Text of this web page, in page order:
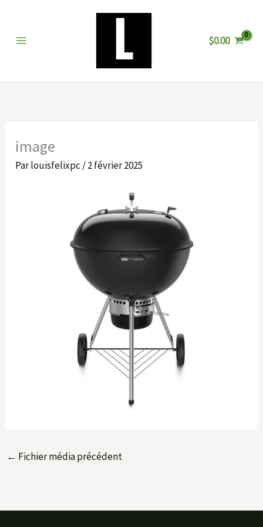
contenu
$0.00
image
Parlouisfelixpc /2 février 2025
← Fichier média précédent